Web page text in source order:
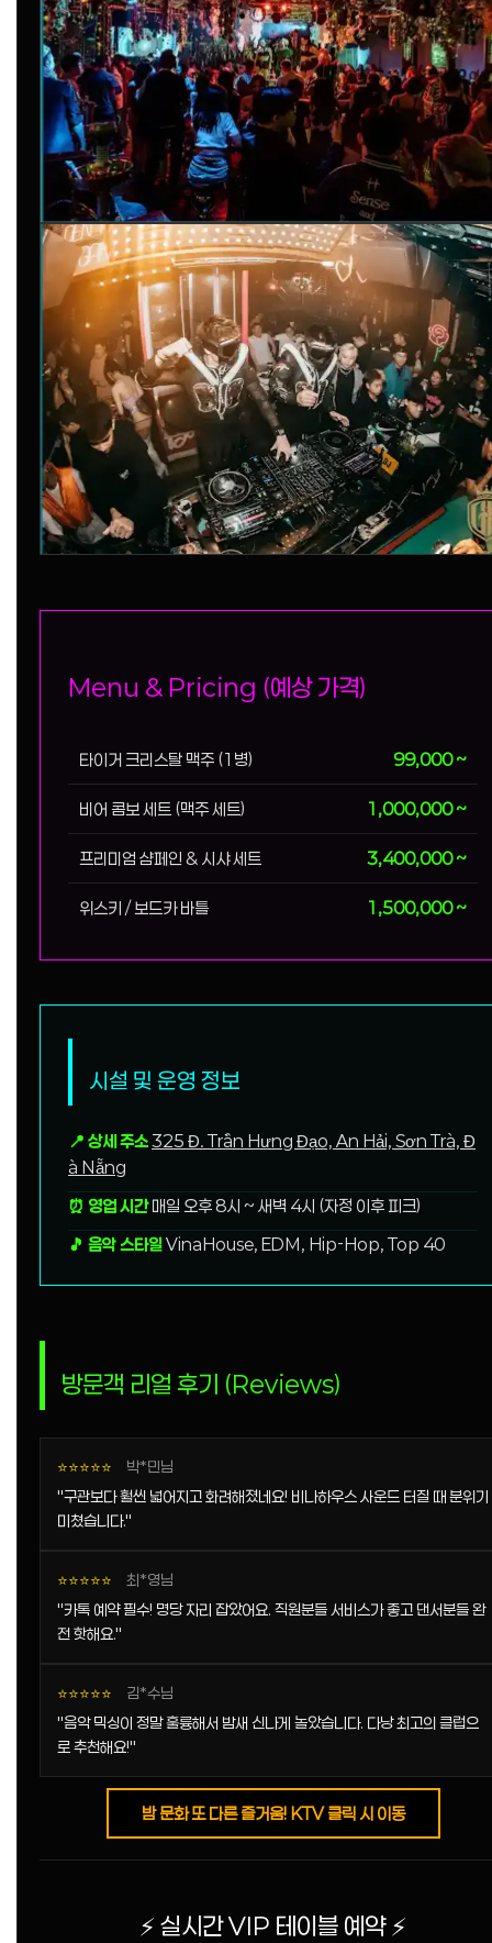
Menu & Pricing (예상 가격)
타이거 크리스탈 맥주 (1병) 99,000 ~
비어 콤보 세트 (맥주 세트) 1,000,000 ~
프리미엄 샴페인 & 시샤 세트 3,400,000 ~
위스키 / 보드카 바틀 1,500,000 ~
시설 및 운영 정보
📍 상세 주소325 Đ. Trần Hưng Đạo, An Hải, Sơn Trà, Đ
à Nẵng
⏰ 영업 시간 매일 오후 8시 ~ 새벽 4시 (자정 이후 피크)
🎵 음악 스타일 VinaHouse, EDM, Hip-Hop, Top 40
방문객 리얼 후기 (Reviews)
⭐⭐⭐⭐⭐
박*민님
"구관보다 훨씬 넓어지고 화려해졌네요! 비나하우스 사운드 터질 때 분위기
미쳤습니다."
⭐⭐⭐⭐⭐
최*영님
"카톡 예약 필수! 명당 자리 잡았어요. 직원분들 서비스가 좋고 댄서분들 완
전 핫해요."
⭐⭐⭐⭐⭐
김*수님
"음악 믹싱이 정말 훌륭해서 밤새 신나게 놀았습니다. 다낭 최고의 클럽으
로 추천해요!"
밤 문화 또 다른 즐거움! KTV 클릭 시 이동
⚡ 실시간 VIP 테이블 예약 ⚡